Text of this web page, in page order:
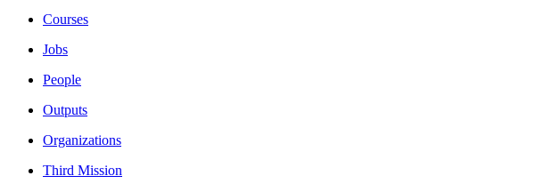
Courses
Jobs
People
Outputs
Organizations
Third Mission